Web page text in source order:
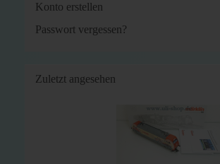
Konto erstellen
Passwort vergessen?
Zuletzt angesehen